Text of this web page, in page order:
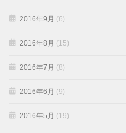
2016年9月 (6)
2016年8月 (15)
2016年7月 (8)
2016年6月 (9)
2016年5月 (19)